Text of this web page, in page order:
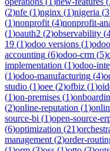
(2)nfe (1)nginx (1)nigeria (3
(1)nonprofit (4)nonprofit-
(1)oauth2 (2)observability (
19 (1)odoo versions (1)
accounting (6)odoo-crm (5)
implementation (1)odoo-
(1)odoo-manufacturing (4)
studio (1)oee (2)ofbiz (1)
(1)on-premises (1)
(2)online-reputation (1)
source-bi (1)open-source-
(6)optimization (21)
management (2)order-